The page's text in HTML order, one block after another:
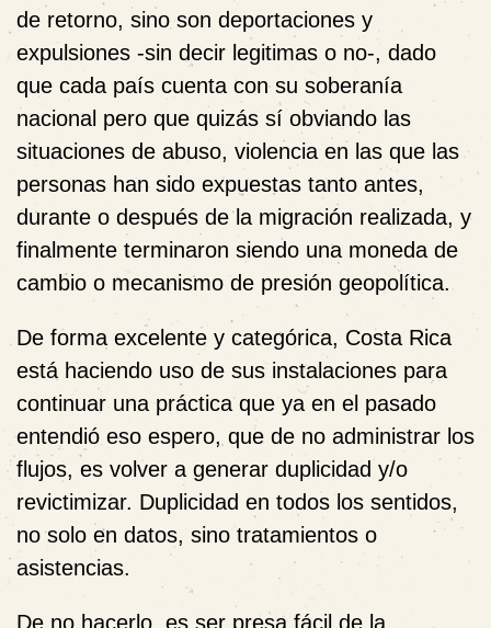
de retorno, sino son deportaciones y
expulsiones -sin decir legitimas o no-, dado
que cada país cuenta con su soberanía
nacional pero que quizás sí obviando las
situaciones de abuso, violencia en las que las
personas han sido expuestas tanto antes,
durante o después de la migración realizada, y
finalmente terminaron siendo una moneda de
cambio o mecanismo de presión geopolítica.
De forma excelente y categórica, Costa Rica
está haciendo uso de sus instalaciones para
continuar una práctica que ya en el pasado
entendió eso espero, que de no administrar los
flujos, es volver a generar duplicidad y/o
revictimizar. Duplicidad en todos los sentidos,
no solo en datos, sino tratamientos o
asistencias.
De no hacerlo, es ser presa fácil de la